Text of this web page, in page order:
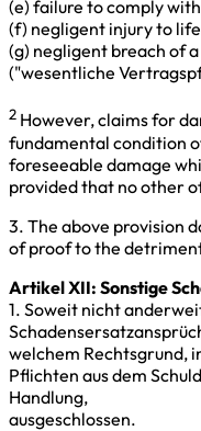
(e) failure to comply
(f) negligent injury to
(g) negligent breach of
("wesentliche
2 However, claims for
fundamental condition
foreseeable damage
provided that no other
3. The above provision
of proof to the
Artikel XII: Sonstige
1. Soweit nicht
welchem Rechtsgrund,
Pflichten aus dem
Handlung,
ausgeschlossen.